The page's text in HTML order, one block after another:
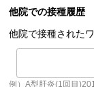
他院での接種履歴
他院で接種された
例）A型肝炎(1回目